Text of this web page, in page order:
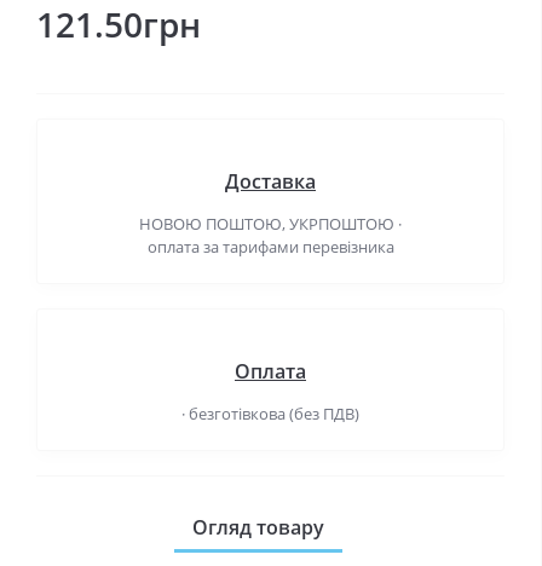
121.50грн
Доставка
НОВОЮ ПОШТОЮ, УКРПОШТОЮ ·
оплата за тарифами перевізника
Оплата
· безготівкова (без ПДВ)
Огляд товару